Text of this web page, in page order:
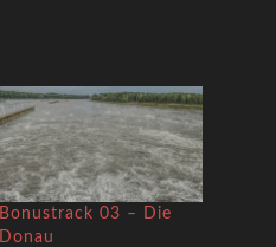
Bonustrack 03 – Die
Donau